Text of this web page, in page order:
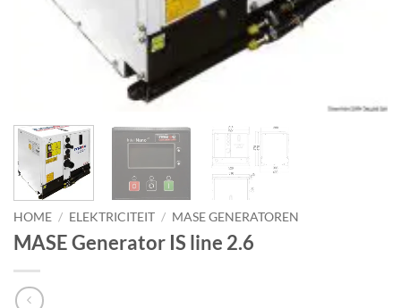
HOME / ELEKTRICITEIT / MASE GENERATOREN
MASE Generator IS line 2.6